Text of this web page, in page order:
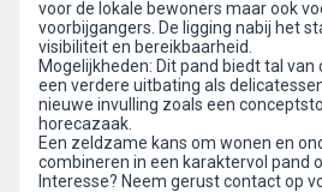
voor de lokale bewoners maar ook
voorbijgangers. De ligging nabij het
visibiliteit en bereikbaarheid.
Mogelijkheden: Dit pand biedt tal
een verdere uitbating als
nieuwe invulling zoals een
horecazaak.
Een zeldzame kans om wonen en
combineren in een karaktervol pand
Interesse? Neem gerust contact op